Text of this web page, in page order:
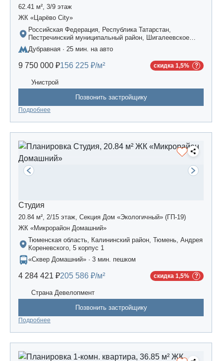
62.41 м², 3/9 этаж
ЖК «Царёво City»
Российская Федерация, Республика Татарстан,
Пестречинский муниципальный район, Шигалеевское
сельское поселение, жилой комплекс «Усадьба
Царево-2», дом 3
Дубравная · 25 мин. на авто
9 750 000 ₽156 225 ₽/м² скидка 1,5%
Унистрой
Позвонить застройщику
Подробнее
Студия
20.84 м², 2/15 этаж, Секция Дом «Экологичный» (ГП-19)
ЖК «Микрорайон Домашний»
Тюменская область, Калининский район, Тюмень, Андрея
Кореневского, 5 корпус 1
«Сквер Домашний» · 3 мин. пешком
4 284 421 ₽205 586 ₽/м² скидка 1,5%
Страна Девелопмент
Позвонить застройщику
Подробнее